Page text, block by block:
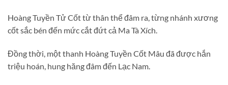
Hoàng Tuyền Tử Cốt từ thân thể đâm ra, từng nhánh xương
cốt sắc bén đến mức cắt đứt cả Ma Tà Xích.
Đồng thời, một thanh Hoàng Tuyền Cốt Mâu đã được hắn
triệu hoán, hung hăng đâm đến Lạc Nam.